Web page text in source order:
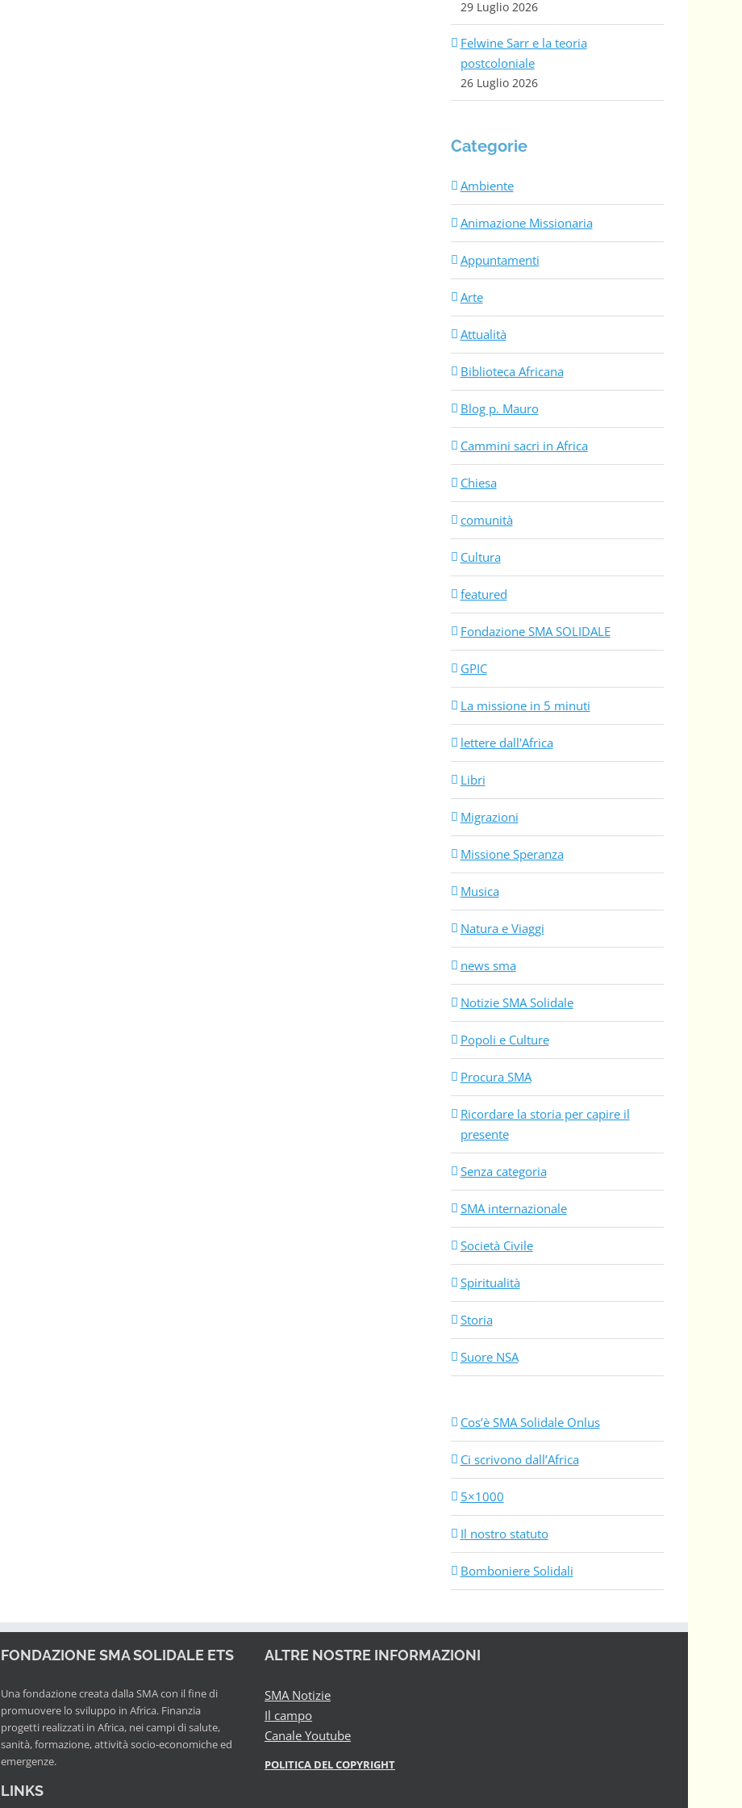
29 Luglio 2026
Felwine Sarr e la teoria
postcoloniale
26 Luglio 2026
Categorie
Ambiente
Animazione Missionaria
Appuntamenti
Arte
Attualità
Biblioteca Africana
Blog p. Mauro
Cammini sacri in Africa
Chiesa
comunità
Cultura
featured
Fondazione SMA SOLIDALE
GPIC
La missione in 5 minuti
lettere dall'Africa
Libri
Migrazioni
Missione Speranza
Musica
Natura e Viaggi
news sma
Notizie SMA Solidale
Popoli e Culture
Procura SMA
Ricordare la storia per capire il
presente
Senza categoria
SMA internazionale
Società Civile
Spiritualità
Storia
Suore NSA
Cos’è SMA Solidale Onlus
Ci scrivono dall’Africa
5×1000
Il nostro statuto
Bomboniere Solidali
FONDAZIONE SMA SOLIDALE ETS
Una fondazione creata dalla SMA con il fine di
promuovere lo sviluppo in Africa. Finanzia
progetti realizzati in Africa, nei campi di salute,
sanità, formazione, attività socio-economiche ed
emergenze.
ALTRE NOSTRE INFORMAZIONI
SMA Notizie
Il campo
Canale Youtube
POLITICA DEL COPYRIGHT
LINKS